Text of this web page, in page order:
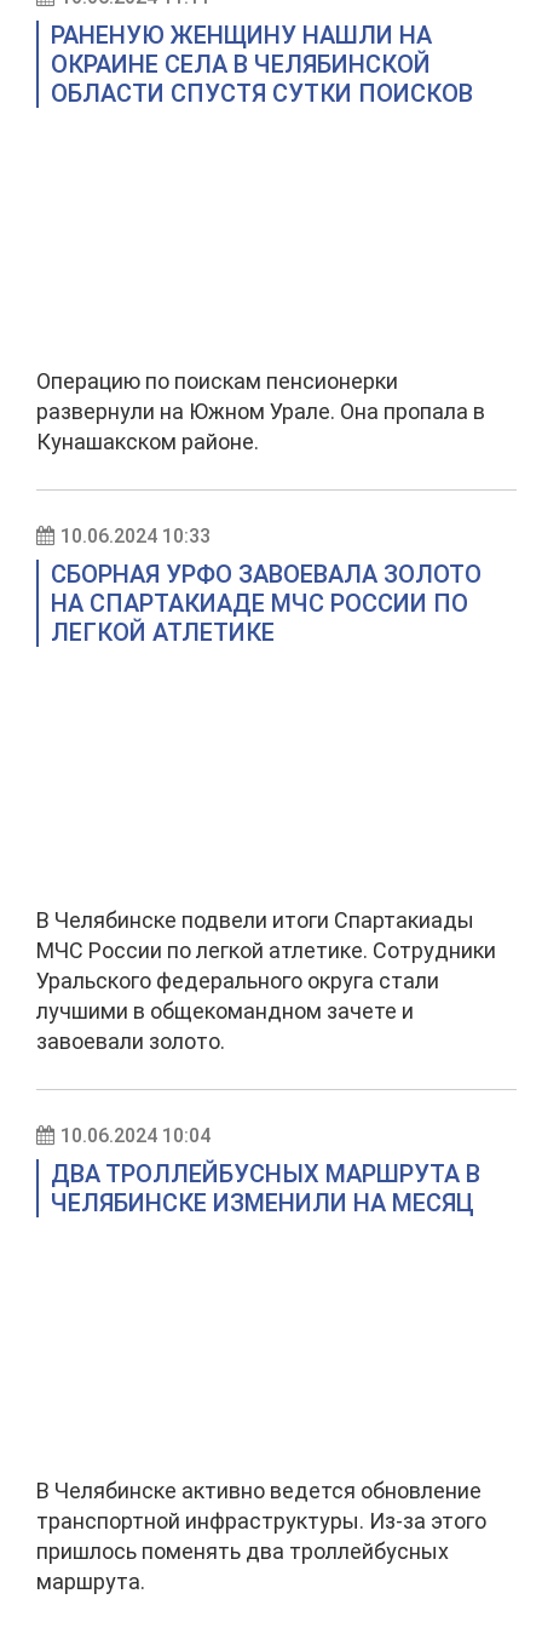
РАНЕНУЮ ЖЕНЩИНУ НАШЛИ НА
ОКРАИНЕ СЕЛА В ЧЕЛЯБИНСКОЙ
ОБЛАСТИ СПУСТЯ СУТКИ ПОИСКОВ
Операцию по поискам пенсионерки
развернули на Южном Урале. Она пропала в
Кунашакском районе.
10.06.2024 10:33
СБОРНАЯ УРФО ЗАВОЕВАЛА ЗОЛОТО
НА СПАРТАКИАДЕ МЧС РОССИИ ПО
ЛЕГКОЙ АТЛЕТИКЕ
В Челябинске подвели итоги Спартакиады
МЧС России по легкой атлетике. Сотрудники
Уральского федерального округа стали
лучшими в общекомандном зачете и
завоевали золото.
10.06.2024 10:04
ДВА ТРОЛЛЕЙБУСНЫХ МАРШРУТА В
ЧЕЛЯБИНСКЕ ИЗМЕНИЛИ НА МЕСЯЦ
В Челябинске активно ведется обновление
транспортной инфраструктуры. Из-за этого
пришлось поменять два троллейбусных
маршрута.